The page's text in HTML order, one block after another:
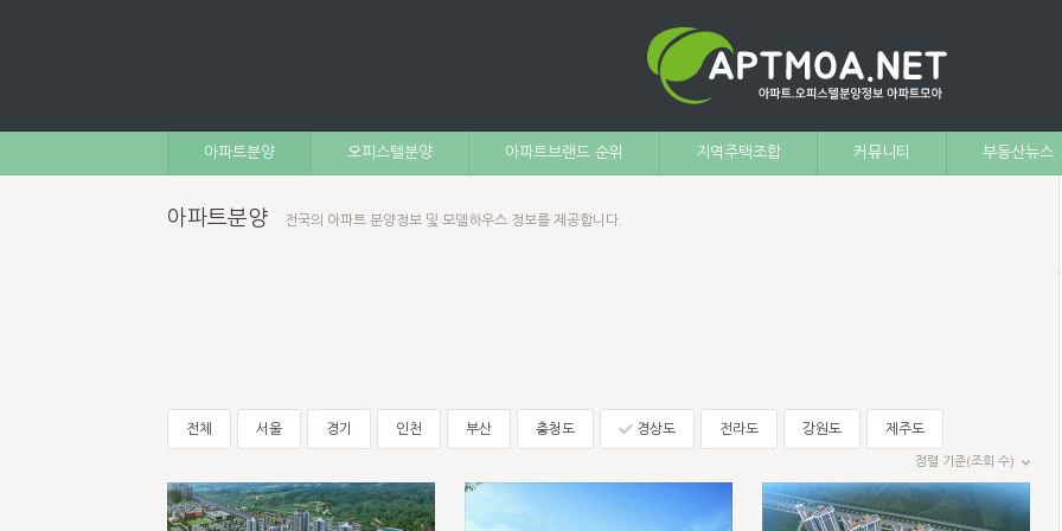
아파트분양 오피스텔분양 아파트브랜드 순위 지역주택조합 커뮤니티 부동산뉴스
아파트분양 전국의 아파트 분양정보 및 모델하우스 정보를 제공합니다.
전체 서울 경기 인천 부산 충청도 경상도 전라도 강원도 제주도
정렬 기준(조회 수)